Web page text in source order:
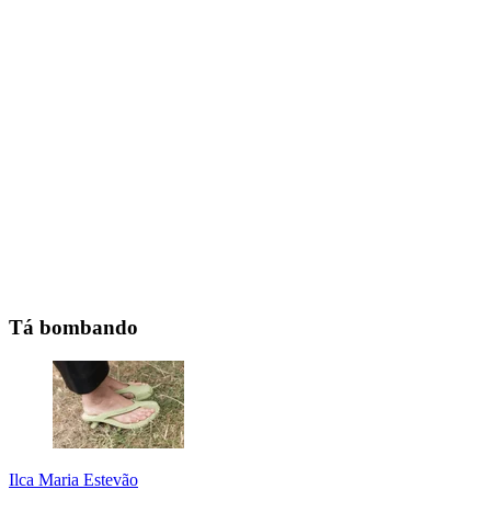
Tá bombando
Ilca Maria Estevão